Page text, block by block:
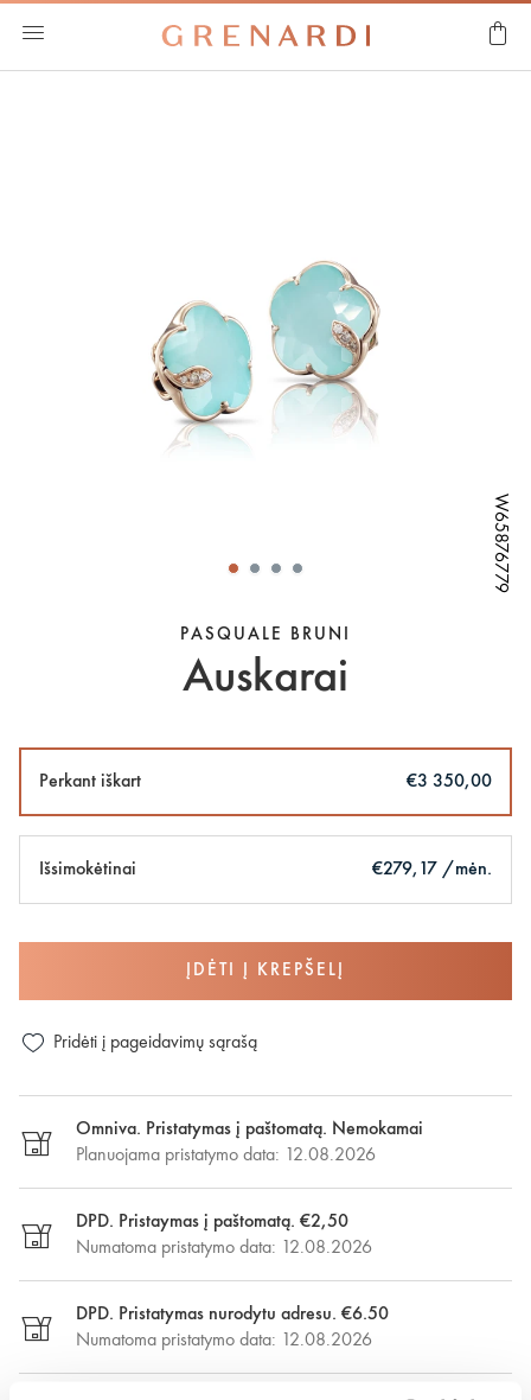
W65876779
W65876779
W65876779
W65876779
W65876779
W65876779
PASQUALE BRUNI
Auskarai
Perkant iškart €3 350,00
Išsimokėtinai €279,17 /mėn.
ĮDĖTI Į KREPŠELĮ
Pridėti į pageidavimų sąrašą
Omniva. Pristatymas į paštomatą. Nemokamai
Planuojama pristatymo data: 12.08.2026
DPD. Pristaymas į paštomatą. €2,50
Numatoma pristatymo data: 12.08.2026
DPD. Pristatymas nurodytu adresu. €6.50
Numatoma pristatymo data: 12.08.2026